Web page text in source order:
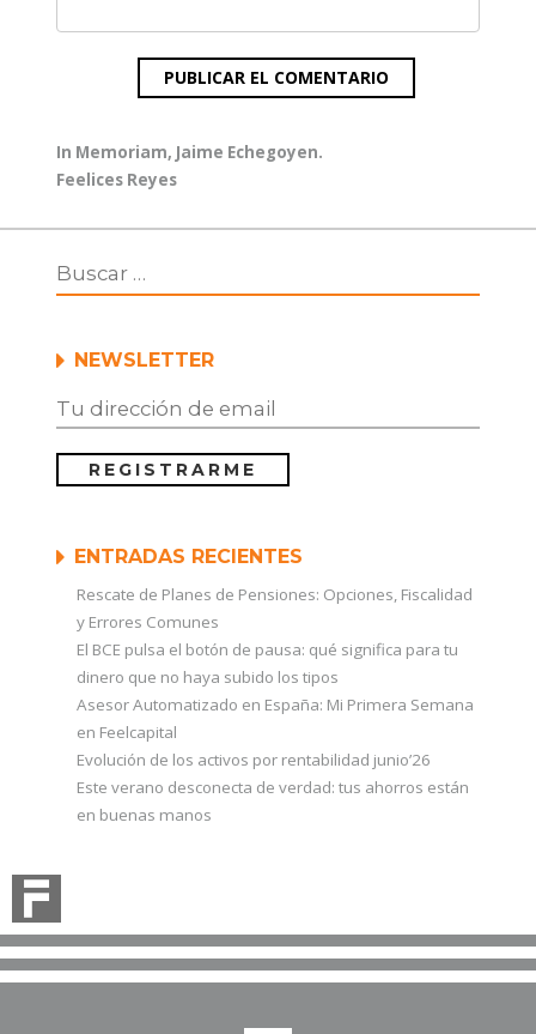
Navegación
de
entradas
Entrada
anterior:
In Memoriam, Jaime Echegoyen.
Entrada
Feelices Reyes
NEWSLETTER
ENTRADAS RECIENTES
Rescate de Planes de Pensiones: Opciones, Fiscalidad
y Errores Comunes
El BCE pulsa el botón de pausa: qué significa para tu
dinero que no haya subido los tipos
Asesor Automatizado en España: Mi Primera Semana
en Feelcapital
Evolución de los activos por rentabilidad junio’26
Este verano desconecta de verdad: tus ahorros están
en buenas manos